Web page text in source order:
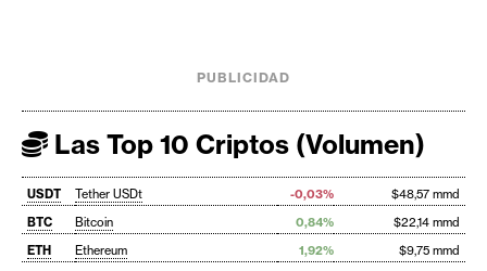
PUBLICIDAD
Las Top 10 Criptos (Volumen)
USDT Tether USDt -0,03%
$48,57 mmd
BTC
Bitcoin 0,84%
$22,14 mmd
ETH
Ethereum 1,92% $9,75 mmd